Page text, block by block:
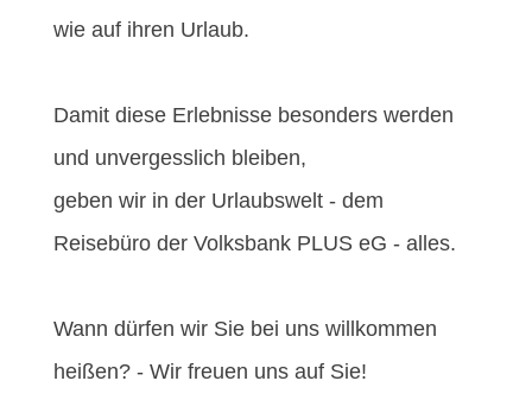
wie auf ihren Urlaub.
Damit diese Erlebnisse besonders werden
und unvergesslich bleiben,
geben wir in der Urlaubswelt - dem
Reisebüro der Volksbank PLUS eG - alles.
Wann dürfen wir Sie bei uns willkommen
heißen? - Wir freuen uns auf Sie!